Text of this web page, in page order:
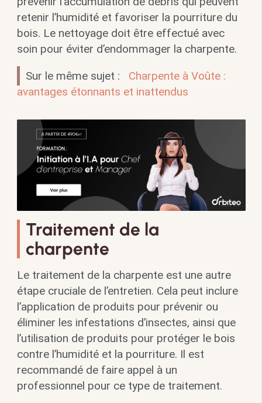
retenir l’humidité et favoriser la pourriture du
bois. Le nettoyage doit être effectué avec
soin pour éviter d’endommager la charpente.
Sur le même sujet :
Charpente à Voûte :
avantages étonnants et inattendus
Traitement de la
charpente
Le traitement de la charpente est une autre
étape cruciale de l’entretien. Cela peut inclure
l’application de produits pour prévenir ou
éliminer les infestations d’insectes, ainsi que
l’utilisation de produits pour protéger le bois
contre l’humidité et la pourriture. Il est
recommandé de faire appel à un
professionnel pour ce type de traitement.